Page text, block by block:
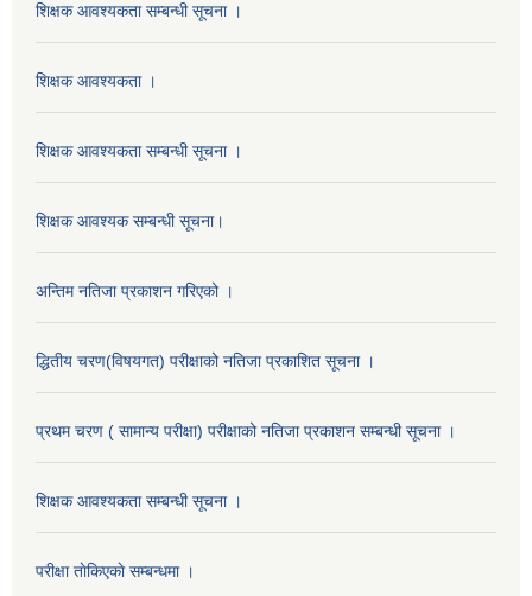
शिक्षक आवश्यकता सम्बन्धी सूचना ।
शिक्षक आवश्यकता ।
शिक्षक आवश्यकता सम्बन्धी सूचना ।
शिक्षक आवश्यक सम्बन्धी सूचना।
अन्तिम नतिजा प्रकाशन गरिएको ।
द्धितीय चरण(विषयगत) परीक्षाको नतिजा प्रकाशित सूचना ।
प्रथम चरण ( सामान्य परीक्षा) परीक्षाको नतिजा प्रकाशन सम्बन्धी सूचना ।
शिक्षक आवश्यकता सम्बन्धी सूचना ।
परीक्षा ताेकिएकाे सम्बन्धमा ।